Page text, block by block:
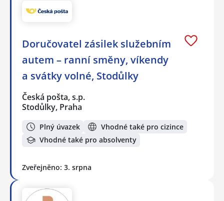
Doručovatel zásilek služebním
autem – ranní směny, víkendy
a svátky volné, Stodůlky
Česká pošta, s.p.
Stodůlky, Praha
Plný úvazek
Vhodné také pro cizince
Vhodné také pro absolventy
Zveřejněno: 3. srpna